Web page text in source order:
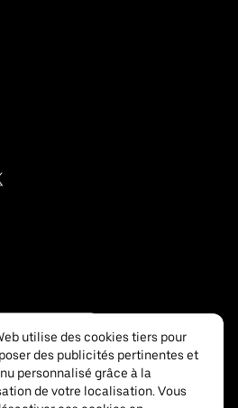
utilise des cookies tiers pour
des publicités pertinentes et
personnalisé grâce à la
de votre localisation. Vous